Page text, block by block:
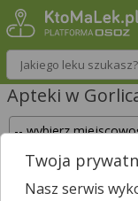
Wpisz nazwę leku
Apteki w
Sprawdź, które
Twój lek i
Twoja
Nasz serwis